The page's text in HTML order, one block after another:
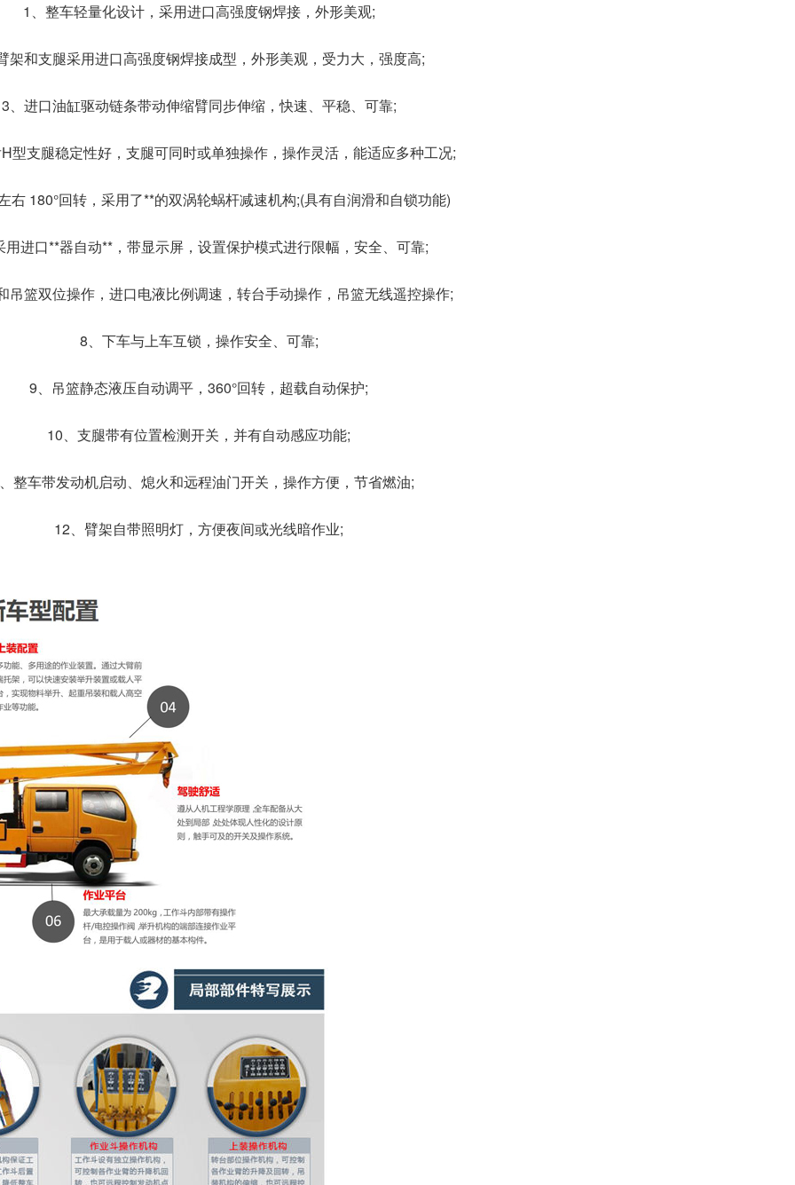
1、整车轻量化设计，采用进口高强度钢焊接，外形美观;
架和支腿采用进口高强度钢焊接成型，外形美观，受力大，强度高;
3、进口油缸驱动链条带动伸缩臂同步伸缩，快速、平稳、可靠;
型支腿稳定性好，支腿可同时或单独操作，操作灵活，能适应多种工况;
右 180°回转，采用了**的双涡轮蜗杆减速机构;(具有自润滑和自锁功能)
用进口**器自动**，带显示屏，设置保护模式进行限幅，安全、可靠;
吊篮双位操作，进口电液比例调速，转台手动操作，吊篮无线遥控操作;
8、下车与上车互锁，操作安全、可靠;
9、吊篮静态液压自动调平，360°回转，超载自动保护;
10、支腿带有位置检测开关，并有自动感应功能;
整车带发动机启动、熄火和远程油门开关，操作方便，节省燃油;
12、臂架自带照明灯，方便夜间或光线暗作业;